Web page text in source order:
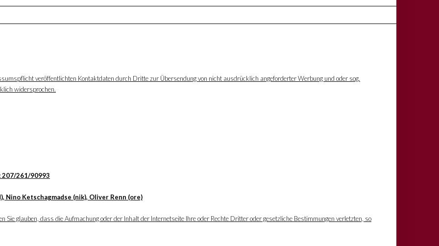
veröffentlichten Kontaktdaten durch Dritte zur Übersendung von nicht ausdrücklich angeforderter Werbung und oder sog.
widersprochen.
207/261/90993
Nino Ketschagmadse (nik), Oliver Renn (ore)
Sie glauben, dass die Aufmachung oder der Inhalt der Internetseite Ihre oder Rechte Dritter oder gesetzliche Bestimmungen verletzten, so